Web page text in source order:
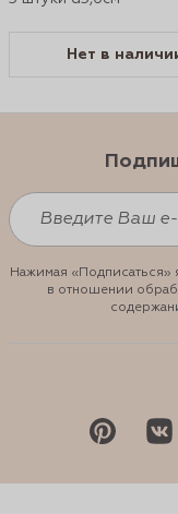
Нет в
Нажимая «Подписаться»
в отношении